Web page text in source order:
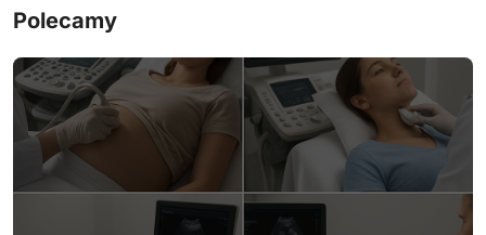
a
c
w
Polecamy